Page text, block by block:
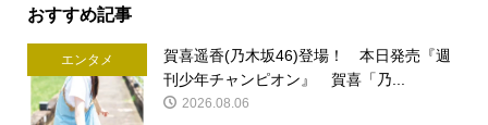
おすすめ記事
エンタメ
賀喜遥香(乃木坂46)登場！ 本日発売『週
刊少年チャンピオン』 賀喜「乃...
2026.08.06